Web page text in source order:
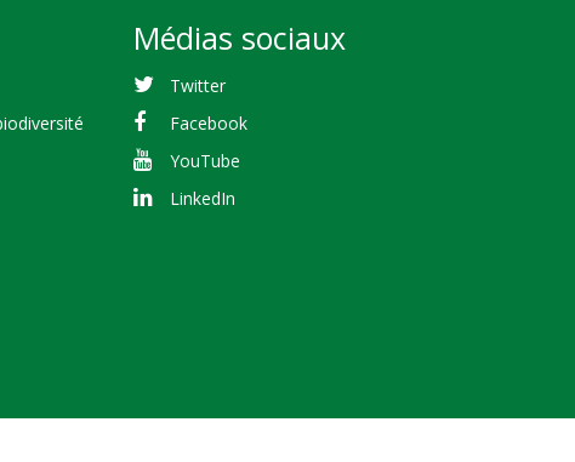
Médias sociaux
Twitter
Facebook
YouTube
LinkedIn